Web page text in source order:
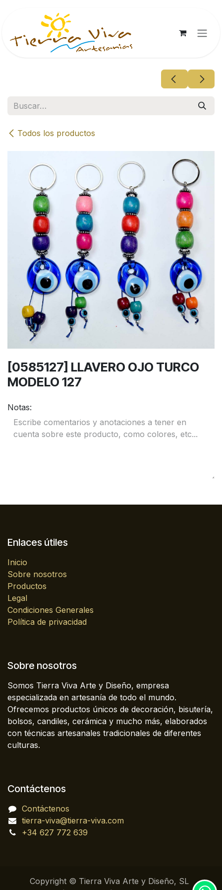
Todos los productos
[0585127] LLAVERO OJO TURCO
MODELO 127
Notas:
Enlaces útiles
Inicio
Sobre nosotros
Productos
Legal
Condiciones Generales
Política de privacidad
Sobre nosotros
Somos Tierra Viva Arte y Diseño, empresa
especializada en artesanía de todo el mundo.
Ofrecemos productos únicos de decoración, bisutería,
bolsos, candiles, cerámica y mucho más, elaborados
con técnicas artesanales tradicionales de diferentes
culturas.
Contáctenos
Contáctenos
tierra-viva@tierra-viva.com
+34 627 772 639
Copyright © Tierra Viva Arte y Diseño, SL